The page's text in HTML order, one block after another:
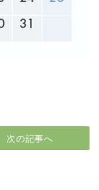
次の記事へ